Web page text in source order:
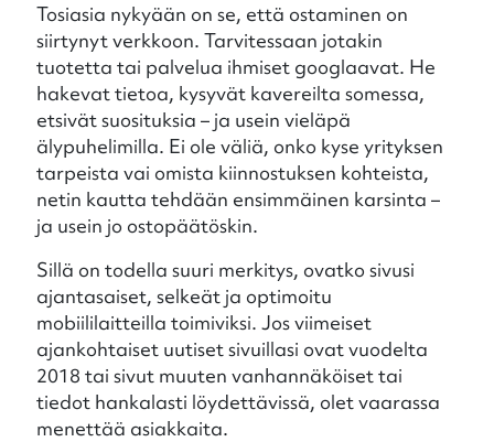
Tosiasia nykyään on se, että ostaminen on
siirtynyt verkkoon. Tarvitessaan jotakin
tuotetta tai palvelua ihmiset googlaavat. He
hakevat tietoa, kysyvät kavereilta somessa,
etsivät suosituksia – ja usein vieläpä
älypuhelimilla. Ei ole väliä, onko kyse yrityksen
tarpeista vai omista kiinnostuksen kohteista,
netin kautta tehdään ensimmäinen karsinta –
ja usein jo ostopäätöskin.
Sillä on todella suuri merkitys, ovatko sivusi
ajantasaiset, selkeät ja optimoitu
mobiililaitteilla toimiviksi. Jos viimeiset
ajankohtaiset uutiset sivuillasi ovat vuodelta
2018 tai sivut muuten vanhannäköiset tai
tiedot hankalasti löydettävissä, olet vaarassa
menettää asiakkaita.